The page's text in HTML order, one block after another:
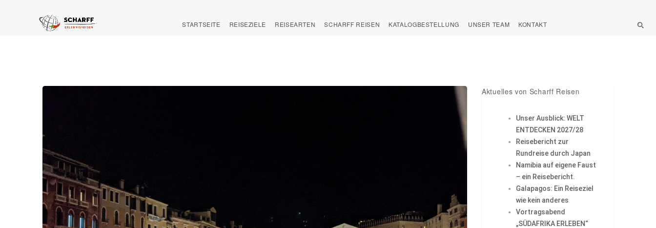
STARTSEITE REISEZIELE REISEARTEN SCHARFF REISEN KATALOGBESTELLUNG UNSER TEAM KONTAKT
Aktuelles von Scharff Reisen
Unser Ausblick: WELT
ENTDECKEN 2027/28
Reisebericht zur
Rundreise durch Japan
Namibia auf eigene Faust
– ein Reisebericht.
Galapagos: Ein Reiseziel
wie kein anderes
Vortragsabend
„SÜDAFRIKA ERLEBEN“